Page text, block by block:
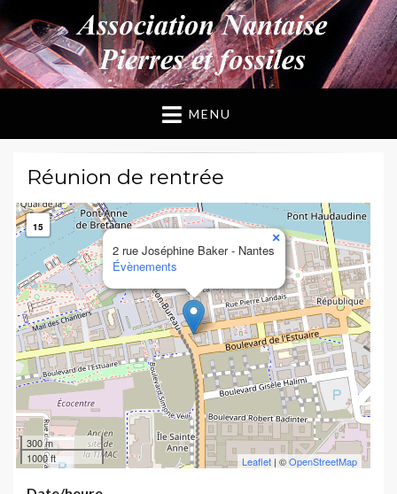
ANPF
Association Nantaise Pierres et Fossiles
MENU
Réunion de rentrée
2 rue Joséphine Baker - Nantes
Évènements
×
15
300 m
1000 ft
Leaflet | ©OpenStreetMap